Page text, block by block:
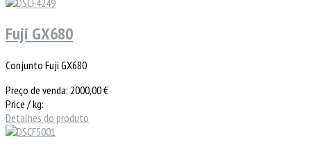
Fuji GX680
Conjunto Fuji GX680
Preço de venda: 2000,00 €
Price / kg:
Detalhes do produto